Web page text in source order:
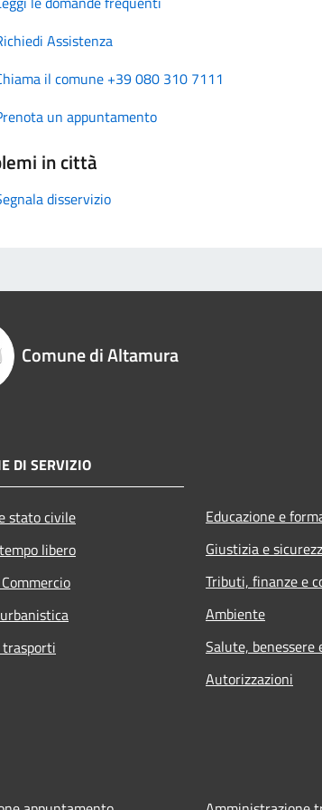
Assistenza
il comune +39 080 310 7111
un appuntamento
in città
disservizio
Comune di Altamura
DI SERVIZIO
stato civile
libero
Educazione e
Giustizia e
Tributi, finanze e
Ambiente
Salute, benessere
Autorizzazioni